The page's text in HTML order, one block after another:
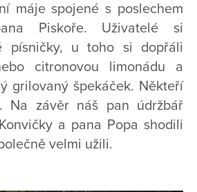
máje spojené s poslechem
Piskoře. Uživatelé si
písničky, u toho si dopřáli
citronovou limonádu a
grilovaný špekáček. Někteří
Na závěr náš pan údržbář
a pana Popa shodili
velmi užili.